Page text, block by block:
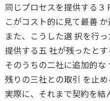
同じプロセスを提供する
こがコスト的に見て最善
また、こうした選 択を行
提供する五 社が残ったとす
そのうちの二社に追加的な
残りの三社との取引 を止め
実際に、それまで契約を結